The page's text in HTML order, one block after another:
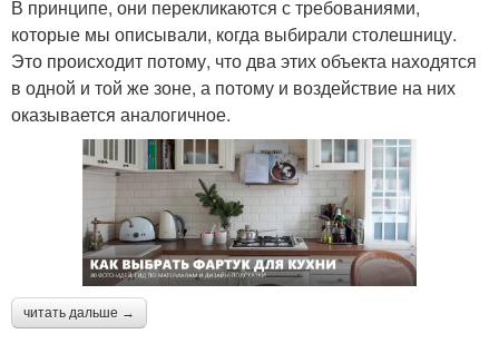
В принципе, они перекликаются с требованиями,
которые мы описывали, когда выбирали столешницу.
Это происходит потому, что два этих объекта находятся
в одной и той же зоне, а потому и воздействие на них
оказывается аналогичное.
читать дальше →